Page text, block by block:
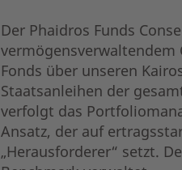
Der Phaidros Funds
Fonds über unseren
Staatsanleihen der
verfolgt das
Ansatz, der auf
„Herausforderer“ setzt.